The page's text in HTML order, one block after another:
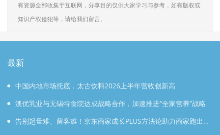
有资源全部收集于互联网，分享目的仅供大家学习与参考，如有版权或
知识产权侵犯等，请给我们留言。
最新
中国内地市场托底，太古饮料2026上半年营收创新高
澳优乳业与无锡特食院达成战略合作，加速推进“全家营养”战略
告别起量难、留客难！京东商家成长PLUS方法论助力商家跑出确